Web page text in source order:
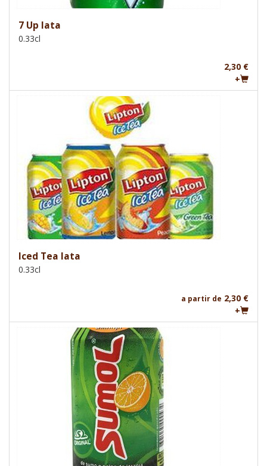
7 Up lata
0.33cl
2,30 €
+
Iced Tea lata
0.33cl
a partir de 2,30 €
+